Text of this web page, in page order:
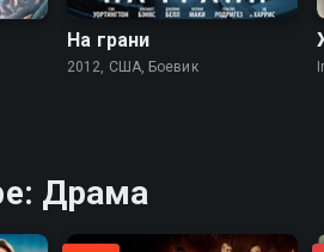
На грани
2012, США, Боевик
Драма